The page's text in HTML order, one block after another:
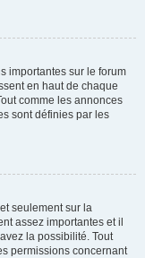
importantes sur le forum
en haut de chaque
comme les annonces
sont définies par les
seulement sur la
assez importantes et il
la possibilité. Tout
permissions concernant